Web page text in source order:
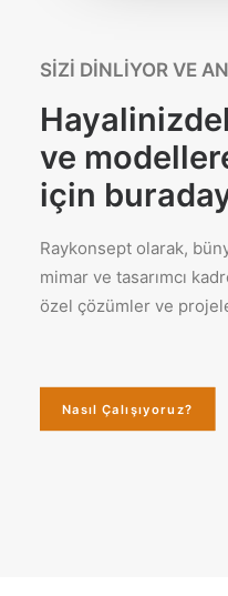
SIZI DINLIYOR VE
ve
için
Raykonsept olarak,
mimar ve tasarımcı
özel çözümler ve
Nasıl Çalışıyoruz?